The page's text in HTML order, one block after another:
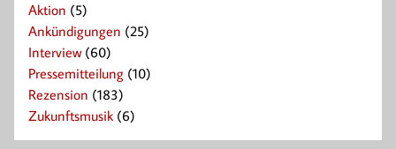
Aktion (5)
Ankündigungen (25)
Interview(60)
Pressemitteilung (10)
Rezension (183)
Zukunftsmusik(6)